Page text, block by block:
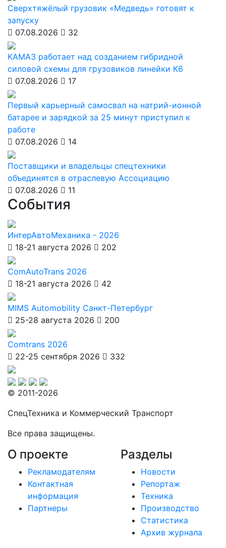
Сверхтяжёлый грузовик «Медведь» готовят к
запуску
07.08.2026
32
КАМАЗ работает над созданием гибридной
силовой схемы для грузовиков линейки К6
07.08.2026
17
Первый карьерный самосвал на натрий-ионной
батарее и зарядкой за 25 минут приступил к
работе
07.08.2026
14
Поставщики и владельцы спецтехники
объединятся в отраслевую Ассоциацию
07.08.2026
11
События
ИнтерАвтоМеханика - 2026
18-21 августа 2026
202
ComAutoTrans 2026
18-21 августа 2026
42
MIMS Automobility Санкт-Петербург
25-28 августа 2026
200
Comtrans 2026
22-25 сентября 2026
332
© 2011-2026
СпецТехника и Коммерческий Транспорт
Все права защищены.
О проекте
Рекламодателям
Контактная
информация
Партнеры
Разделы
Новости
Репортаж
Техника
Производство
Статистика
Архив журнала